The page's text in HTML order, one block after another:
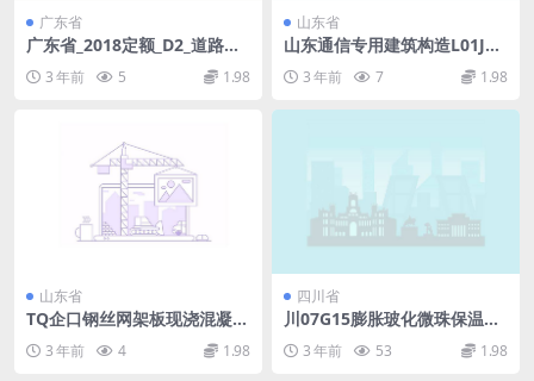
广东省
广东省_2018定额_D2_道路工
3 年前 5 1.98
山东省
山东通信专用建筑构造L01J00
3 年前 7 1.98
山东省
TQ企口钢丝网架板现浇混凝土
复合保温系统—L15SJ183.pdf
3 年前 4 1.98
四川省
川07G15膨胀玻化微珠保温干
3 年前 53 1.98